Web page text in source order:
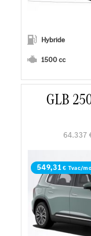
Hybride
1500 cc
En savoir
Faire un
549,31€ Tvac/
GLB
64.337